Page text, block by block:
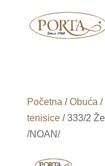
Početna /Obuća /
tenisice/ 333/2
/NOAN/